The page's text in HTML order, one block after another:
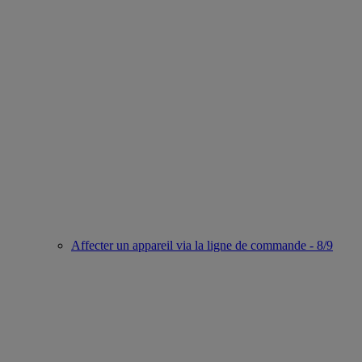
Affecter un appareil via la ligne de commande - 8/9